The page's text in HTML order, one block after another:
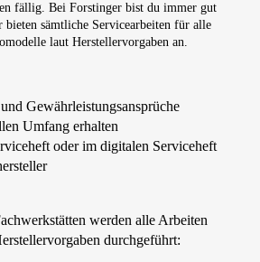
fällig. Bei Forstinger bist du immer gut
bieten sämtliche Servicearbeiten für alle
laut Herstellervorgaben an.
Gewährleistungsansprüche
Umfang erhalten
oder im digitalen Serviceheft
werden alle Arbeiten
durchgeführt: